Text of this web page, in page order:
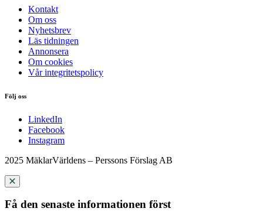
Kontakt
Om oss
Nyhetsbrev
Läs tidningen
Annonsera
Om cookies
Vår integritetspolicy
Följ oss
LinkedIn
Facebook
Instagram
2025 MäklarVärldens – Perssons Förslag AB
Få den senaste informationen först